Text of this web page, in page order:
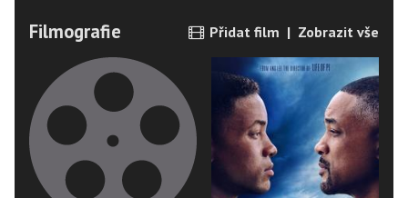
Filmografie Přidat film | Zobrazit vše